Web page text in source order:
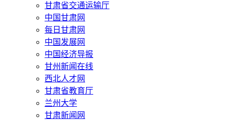
甘肃省交通运输厅
中国甘肃网
每日甘肃网
中国发展网
中国经济导报
甘州新闻在线
西北人才网
甘肃省教育厅
兰州大学
甘肃新闻网